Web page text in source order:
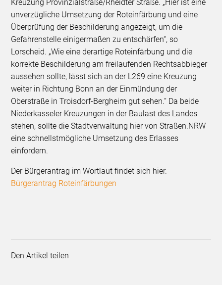
Kreuzung Provinzialstraße/Rheidter Straße. „Hier ist eine
unverzügliche Umsetzung der Roteinfärbung und eine
Überprüfung der Beschilderung angezeigt, um die
Gefahrenstelle einigermaßen zu entschärfen“, so
Lorscheid. „Wie eine derartige Roteinfärbung und die
korrekte Beschilderung am freilaufenden Rechtsabbieger
aussehen sollte, lässt sich an der L269 eine Kreuzung
weiter in Richtung Bonn an der Einmündung der
Oberstraße in Troisdorf-Bergheim gut sehen.“ Da beide
Niederkasseler Kreuzungen in der Baulast des Landes
stehen, sollte die Stadtverwaltung hier von Straßen.NRW
eine schnellstmögliche Umsetzung des Erlasses
einfordern.
Der Bürgerantrag im Wortlaut findet sich hier.
Bürgerantrag Roteinfärbungen
Den Artikel teilen